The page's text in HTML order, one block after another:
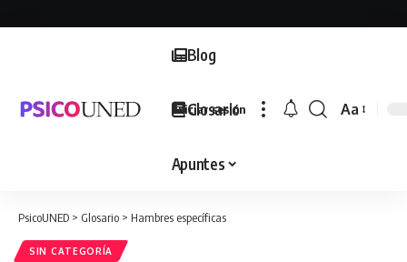
Blog
Glosario
Apuntes
Iniciar sesión
Font
Aa
PsicoUNED > Glosario > Hambres específicas
SIN CATEGORÍA